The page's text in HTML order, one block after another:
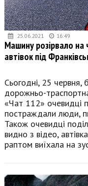
25.06.2021 16:49
Машину розірвало на
автівок під
Сьогодні, 25 червня,
дорожньо-
«Чат 112» очевидці
постраждали люди,
Також очевидці
видно з відео,
раптом виїхала на